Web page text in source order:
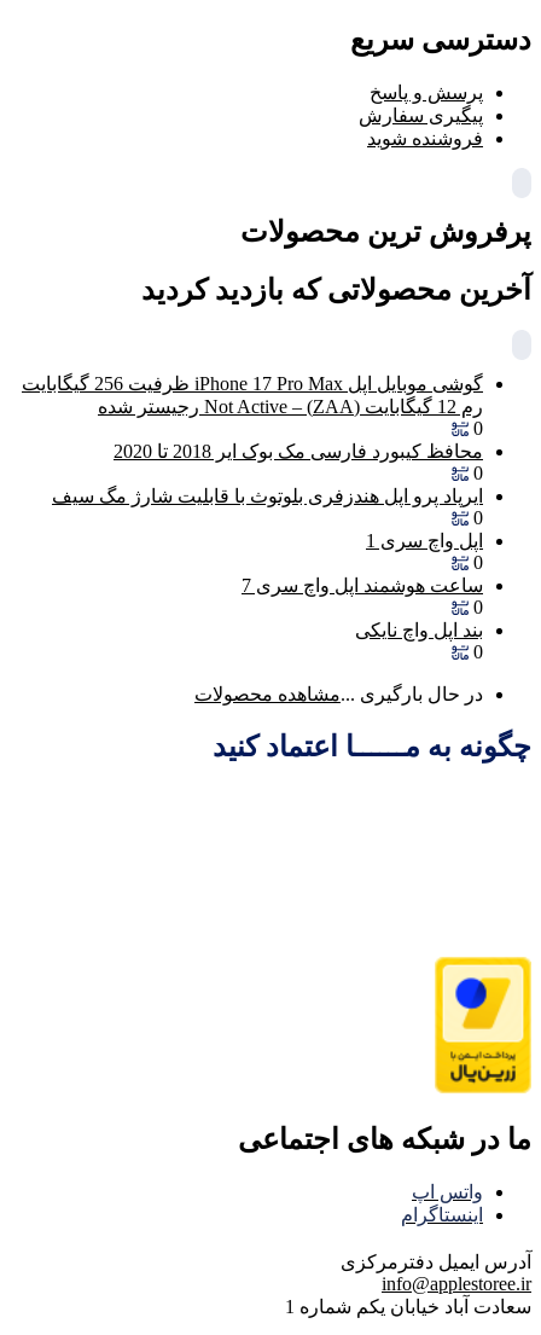
دسترسی سریع
پرسش و پاسخ
پیگیری سفارش
فروشنده شوید
پرفروش ترین محصولات
آخرین محصولاتی که بازدید کردید
گوشی موبایل اپل iPhone 17 Pro Max ظرفیت 256 گیگابایت
رم 12 گیگابایت (ZAA) – Not Active رجیستر شده
0
محافظ کیبورد فارسی مک بوک ایر 2018 تا 2020
0
ایرپاد پرو اپل هندزفری بلوتوث با قابلیت شارژ مگ سیف
0
اپل واچ سری 1
0
ساعت هوشمند اپل واچ سری 7
0
بند اپل واچ نایکی
0
در حال بارگیری ...مشاهده محصولات
چگونه به مــــــا اعتماد کنید
ما در شبکه های اجتماعی
واتس اپ
اینستاگرام
آدرس ایمیل دفترمرکزی
info@applestoree.ir
سعادت آباد خیابان یکم شماره 1